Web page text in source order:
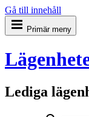
Gå till innehåll
Primär meny
Lediga